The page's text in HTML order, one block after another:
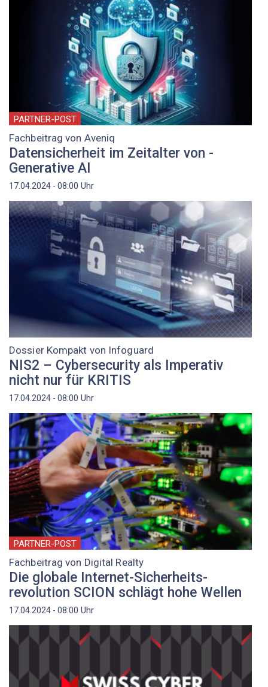
PARTNER-POST
Fachbeitrag von Aveniq
Datensicherheit im Zeitalter von ­
Generative AI
17.04.2024 - 08:00 Uhr
Dossier Kompakt von Infoguard
NIS2 – Cybersecurity als Imperativ
nicht nur für KRITIS
17.04.2024 - 08:00 Uhr
PARTNER-POST
Fachbeitrag von Digital Realty
Die globale Internet-Sicherheits­
revolution SCION schlägt hohe Wellen
17.04.2024 - 08:00 Uhr